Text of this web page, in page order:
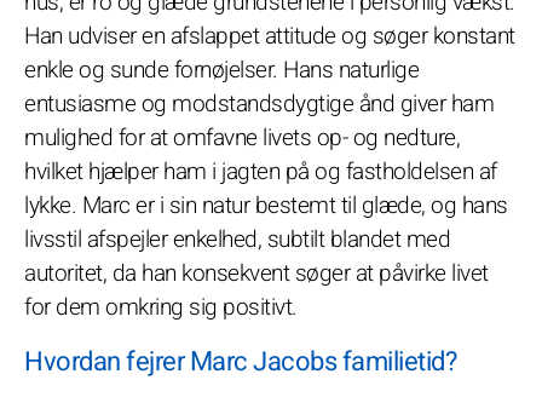
Han udviser en afslappet attitude og søger konstant
enkle og sunde fornøjelser. Hans naturlige
entusiasme og modstandsdygtige ånd giver ham
mulighed for at omfavne livets op- og nedture,
hvilket hjælper ham i jagten på og fastholdelsen af
lykke. Marc er i sin natur bestemt til glæde, og hans
livsstil afspejler enkelhed, subtilt blandet med
autoritet, da han konsekvent søger at påvirke livet
for dem omkring sig positivt.
Hvordan fejrer Marc Jacobs familietid?